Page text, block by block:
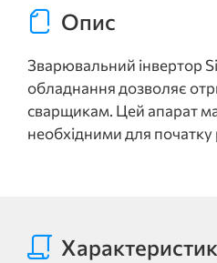
Опис
Зварювальний інвертор
обладнання дозволяє
сварщикам. Цей апарат
необхідними для початку